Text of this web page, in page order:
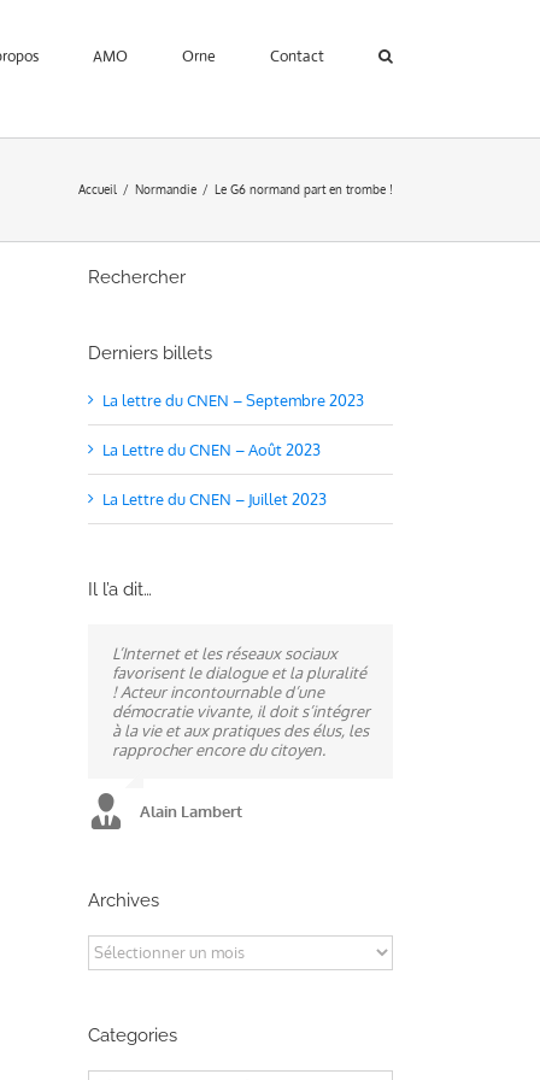
AMO Orne Contact
Accueil Normandie Le G6 normand part en trombe !
Rechercher
Derniers billets
La lettre du CNEN – Septembre 2023
La Lettre du CNEN – Août 2023
La Lettre du CNEN – Juillet 2023
Il l’a dit…
L’Internet et les réseaux sociaux
favorisent le dialogue et la pluralité
! Acteur incontournable d’une
démocratie vivante, il doit s’intégrer
à la vie et aux pratiques des élus, les
rapprocher encore du citoyen.
Alain Lambert
Ne pas subir, mais construire son
destin, telle est la philosophie qui
n’a cessé de mobiliser la ville
d’Alençon, son agglomération et
ses élus.
A mes yeux, la politique est
synonyme de service : un sénateur
doit être au service des élus et des
communes comme un maire sait si
bien l’être au service des habitants.
Archives
Archives
Categories